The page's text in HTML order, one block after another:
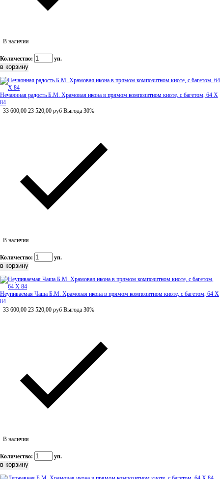
В наличии
Количество: уп.
Нечаянная радость Б.М. Храмовая икона в прямом композитном киоте, с багетом, 64 Х
84
33 600,00 23 520,00 руб Выгода 30%
В наличии
Количество: уп.
Неупиваемая Чаша Б.М. Храмовая икона в прямом композитном киоте, с багетом, 64 Х
84
33 600,00 23 520,00 руб Выгода 30%
В наличии
Количество: уп.